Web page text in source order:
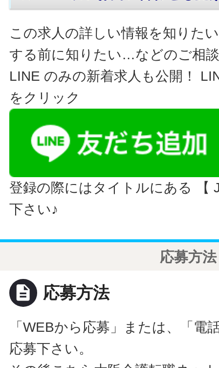
この求人の詳しい情報を知りた
する前に知りたい…などのご相
LINE のみの新着求人も公開！
をクリック
登録の際にはタイトルにある 【
下さい♪
応募方法
description 応募方法
「WEBから応募」または、「電
応募下さい。